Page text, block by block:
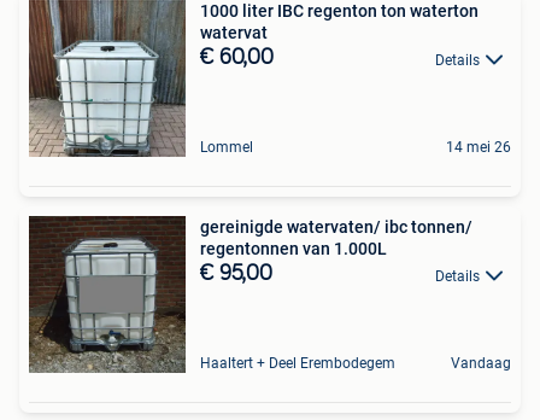
1000 liter IBC regenton ton waterton
watervat
€ 60,00 Details
Lommel 14 mei 26
gereinigde watervaten/ ibc tonnen/
regentonnen van 1.000L
€ 95,00 Details
Haaltert + Deel Erembodegem Vandaag